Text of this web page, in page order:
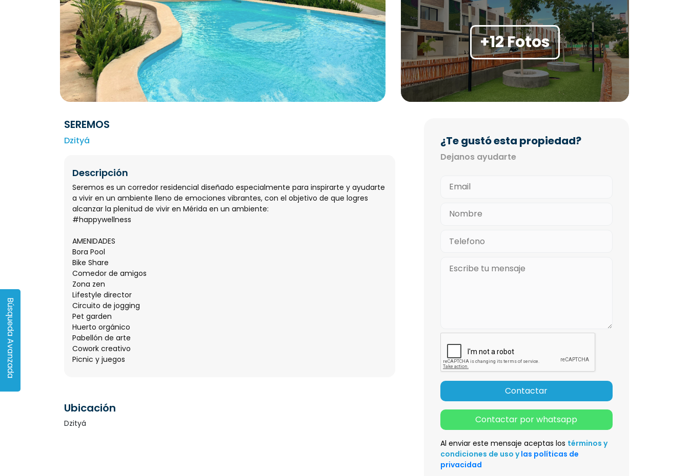
Búsqueda Avanzada
+12 Fotos
SEREMOS
Dzityá
Descripción
Seremos es un corredor residencial diseñado especialmente para inspirarte y ayudarte
a vivir en un ambiente lleno de emociones vibrantes, con el objetivo de que logres
alcanzar la plenitud de vivir en Mérida en un ambiente:
#happywellness
AMENIDADES
Bora Pool
Bike Share
Comedor de amigos
Zona zen
Lifestyle director
Circuito de jogging
Pet garden
Huerto orgánico
Pabellón de arte
Cowork creativo
Picnic y juegos
Ubicación
Dzityá
¿Te gustó esta propiedad?
Dejanos ayudarte
Contactar
Contactar por whatsapp
Al enviar este mensaje aceptas los términos y
condiciones de uso ylas políticas de
privacidad